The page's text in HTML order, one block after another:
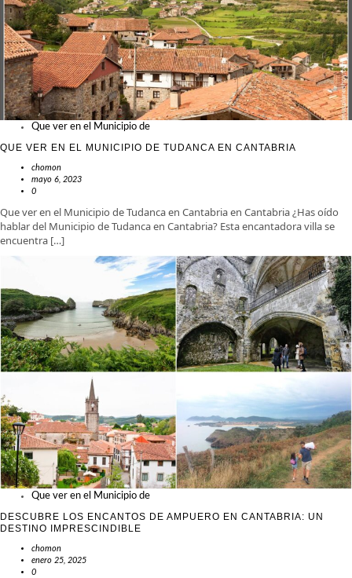
Que ver en el Municipio de
QUE VER EN EL MUNICIPIO DE TUDANCA EN CANTABRIA
chomon
mayo 6, 2023
0
Que ver en el Municipio de Tudanca en Cantabria en Cantabria ¿Has oído
hablar del Municipio de Tudanca en Cantabria? Esta encantadora villa se
encuentra […]
Que ver en el Municipio de
DESCUBRE LOS ENCANTOS DE AMPUERO EN CANTABRIA: UN
DESTINO IMPRESCINDIBLE
chomon
enero 25, 2025
0